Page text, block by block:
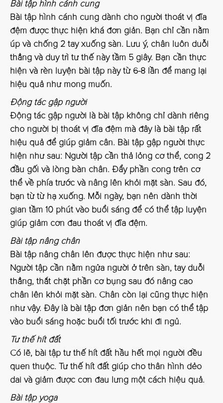
Bài tập hình cánh cung
Bài tập hình cánh cung dành cho người thoát vị đĩa
đệm được thực hiện khá đơn giản. Bạn chỉ cần nằm
úp và chống 2 tay xuống sàn. Lưu ý, chân luôn duỗi
thẳng và duy trì tư thế này tầm 5 giây. Bạn cần thực
hiện và rèn luyện bài tập này từ 6-8 lần để mang lại
hiệu quả như mong muốn.
Động tác gập người
Động tác gập người là bài tập không chỉ dành riêng
cho người bị thoát vị đĩa đệm mà đây là bài tập rất
hiệu quả để giúp giảm cân. Bài tập gập người thực
hiện như sau: Người tập cần thả lỏng cơ thể, cong 2
đầu gối và lòng bàn chân. Đẩy phần cong trên cơ
thể về phía trước và nâng lên khỏi mặt sàn. Sau đó,
bạn từ từ hạ xuống. Mỗi ngày, bạn nên dành thời
gian tầm 10 phút vào buổi sáng để có thể tập luyện
giúp giảm cơn đau thoát vị đĩa đệm.
Bài tập nâng chân
Bài tập nâng chân lên được thực hiện như sau:
Người tập cần nằm ngửa người ở trên sàn, tay duỗi
thẳng, thắt chặt phần cơ bụng sau đó nâng cao
chân lên khỏi mặt sàn. Chân còn lại cũng thực hiện
như vậy. Đây là bài tập đơn giản nên bạn có thể tập
vào buổi sáng hoặc buổi tối trước khi đi ngủ.
Tư thế hít đất
Có lẽ, bài tập tư thế hít đất hầu hết mọi người đều
quen thuộc. Tư thế hít đất giúp cho thân hình dẻo
dai và giảm được cơn đau lưng một cách hiệu quả.
Bài tập yoga